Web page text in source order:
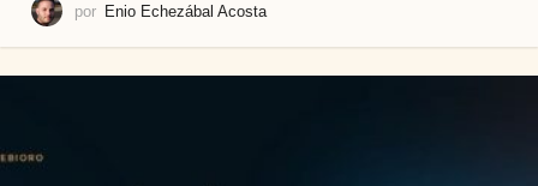
por Enio Echezábal Acosta